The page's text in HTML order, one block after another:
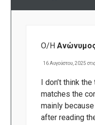
Ο/Η
16 Αυγούστου, 2025
I don’t think
matches the
mainly
after reading